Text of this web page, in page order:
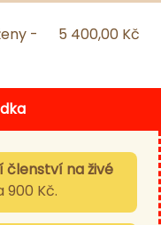
-
5 400,00 Kč
členství na živé
900 Kč.